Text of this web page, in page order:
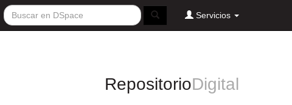
Servicios
RepositorioDigital